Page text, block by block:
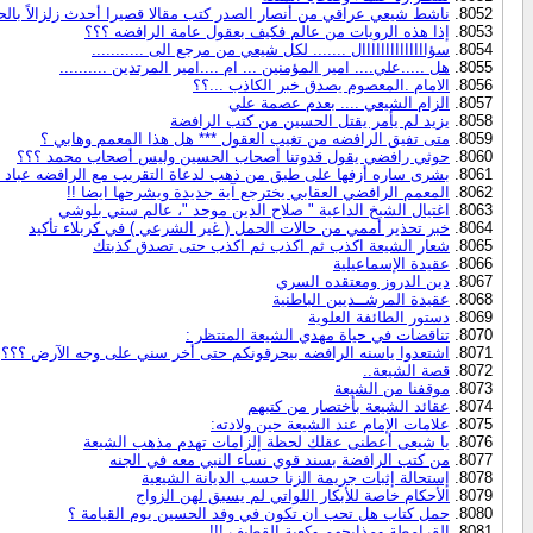
ناشط شيعي عراقي من أنصار الصدر كتب مقالا قصيرا أحدث زلزالاً
إذا هذه الرويات من عالم فكيف بعقول عامة الرافضه ؟؟؟
سؤاااااااااااااال ....... لكل شيعي من مرجع الى ...........
هل .....علي.... امير المؤمنين ... ام ....امير المرتدين ..........
الامام .المعصوم يصدق خبر الكاذب ...؟؟
الزام الشيعي .... بعدم عصمة علي
يزيد لم يأمر يقتل الحسين من كتب الرافضة
متى تفيق الرافضه من تغيب العقول *** هل هذا المعمم وهابي ؟
حوثي رافضي يقول قدوتنا أصحاب الحسين وليس أصحاب محمد ؟؟؟
بشرى ساره أزفها على طبق من ذهب لدعاة التقريب مع الرافضه عباد
المعمم الرافضي العقابي يخترجع آية جديدة ويشرحها ايضا !!
اغتيال الشيخ الداعية " صلاح الدين موحد "، عالم سني بلوشي
خبر تحذير أممي من حالات الحمل ( غير الشرعي ) في كربلاء تأكيد
شعار الشيعة اكذب ثم اكذب ثم اكذب حتى تصدق كذبتك
عقيدة الإسماعيلية
دين الدروز ومعتقده السري
عقيدة المرشــديين الباطنية
دستور الطائفة العلوية
تناقضات في حياة مهدي الشيعة المنتظر :
اشتعدوا ياسنه الرافضه بيحرقونكم حتى أخر سني على وجه الآرض ؟؟؟
قصة الشيعة..
موقفنا من الشيعة
عقائد الشيعة بأختصار من كتبهم
علامات الإمام عند الشيعة حين ولادته:
يا شيعى أعطنى عقلك لحظة إلزامات تهدم مذهب الشيعة
من كتب الرافضة بسند قوي نساء النبي معه في الجنه
إستحالة إثبات جريمة الزنا حسب الديانة الشيعية
الأحكام خاصة للأبكار اللواتي لم يسبق لهن الزواج
حمل كتاب هل تحب ان تكون في وفد الحسين يوم القيامة ؟